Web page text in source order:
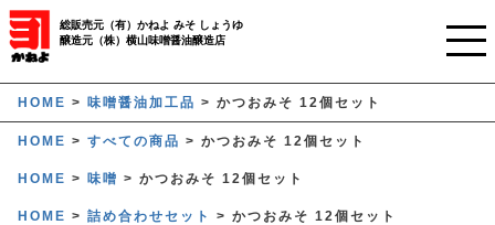
総販売元（有）かねよ みそ しょうゆ
醸造元（株）横山味噌醤油醸造店
ホーム
ご利用ガイド
かねよみそしょうゆについて
HOME 味噌醤油加工品 かつおみそ 12個セット
HOME すべての商品 かつおみそ 12個セット
HOME 味噌 かつおみそ 12個セット
HOME 詰め合わせセット かつおみそ 12個セット